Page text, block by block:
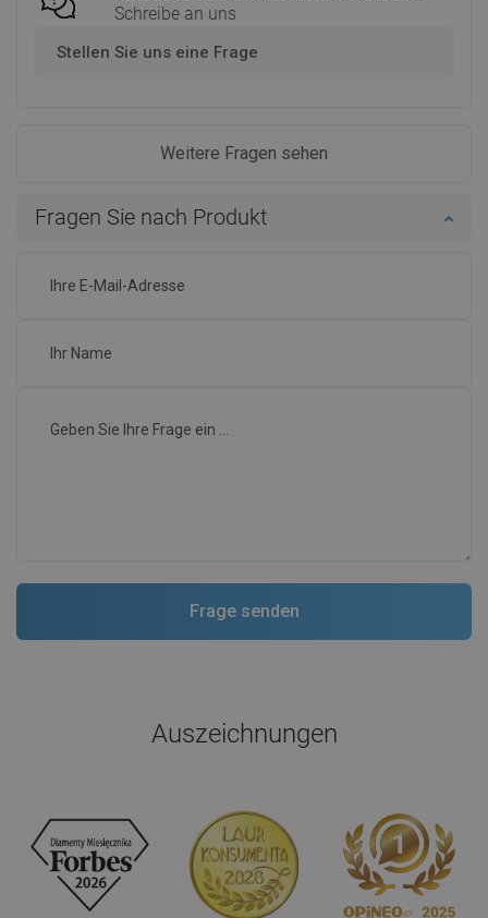
Schreibe an uns
Stellen Sie uns eine Frage
Weitere Fragen sehen
Fragen Sie nach Produkt
Auszeichnungen